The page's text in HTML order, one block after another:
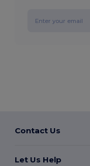
Contact Us
Let Us Help